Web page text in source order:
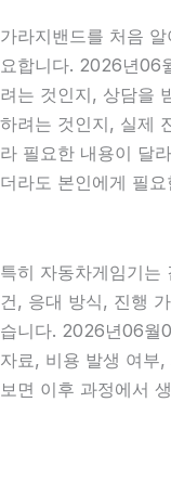
가라지밴드를 처음
요합니다. 2026년06
려는 것인지, 상담을
하려는 것인지, 실제
라 필요한 내용이 달
더라도 본인에게 필
특히 자동차게임기는
건, 응대 방식, 진행
습니다. 2026년06월
자료, 비용 발생 여부
보면 이후 과정에서